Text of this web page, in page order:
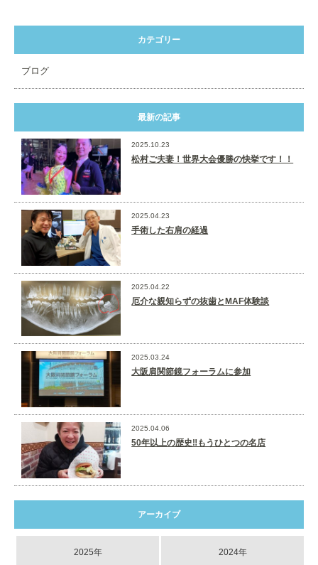
カテゴリー
ブログ
最新の記事
2025.10.23
松村ご夫妻！世界大会優勝の快挙です！！
2025.04.23
手術した右肩の経過
2025.04.22
厄介な親知らずの抜歯とMAF体験談
2025.03.24
大阪肩関節鏡フォーラムに参加
2025.04.06
50年以上の歴史‼️もうひとつの名店
アーカイブ
2025年 2024年